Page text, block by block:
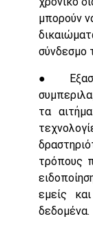
μπορούν
σύνδεσμο
●
τα
τρόπους
εμείς
δεδομένα.